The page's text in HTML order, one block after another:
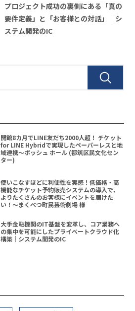
プロジェクト成功の裏側にある「真の
要件定義」と「お客様との対話」｜シ
ステム開発のIC
開館8カ月でLINE友だち2000人超！ チケット
for LINE Hybridで実現したペーパーレスと地
域連携〜ボッシュ ホール (都筑区民文化セン
ター)
使いこなすほどに利便性を実感！低価格・高
機能なチケット予約販売システムの導入で、
よりたくさんのお客様にイベントを届けた
い！〜まくべつ町民芸術劇場 様
大手金融機関のIT基盤を変革し、コア業務へ
の集中を可能にしたプライベートクラウド化
構築｜システム開発のIC